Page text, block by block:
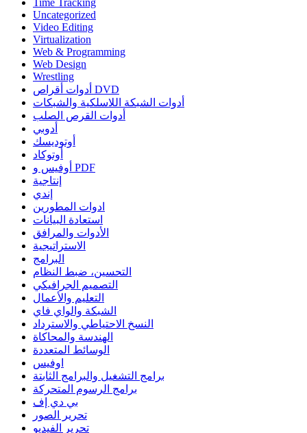
Uncategorized
Video Editing
Virtualization
Web & Programming
Web Design
Wrestling
أدوات أقراص DVD
أدوات الشبكة اللاسلكية والشبكات
أدوات القرص الصلب
أدوبي
أوتوديسك
أوتوكاد
أوفيس و PDF
إنتاجية
إندي
ادوات المطورين
استعادة البيانات
الأدوات والمرافق
الاستراتيجية
البرامج
التحسين، ضبط النظام
التصميم الجرافيكي
التعليم والأعمال
الشبكة والواي فاي
النسخ الاحتياطي والاسترداد
الهندسة والمحاكاة
الوسائط المتعددة
اوفيس
برامج التشغيل والبرامج الثابتة
برامج الرسوم المتحركة
بي دي إف
تحرير الصور
تحرير الفيديو